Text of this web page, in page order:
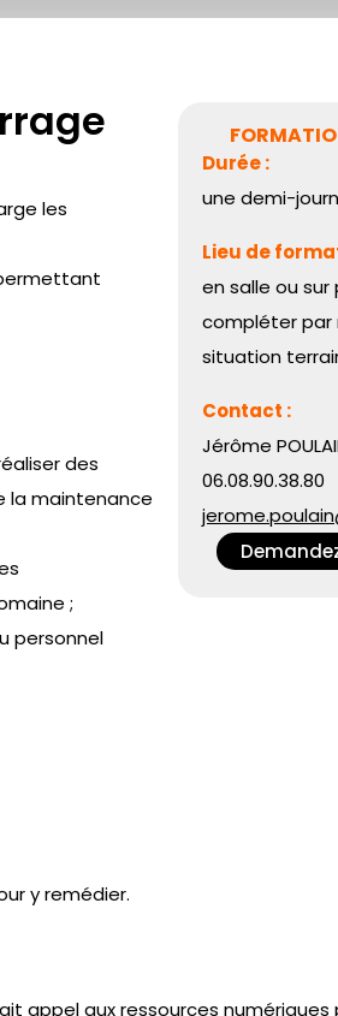
les
des
la maintenance
;
personnel
Durée :
une demi-
Lieu de
en salle ou
compléter par
situation
Contact :
Jérôme
06.08.90.38.80
y remédier.
appel aux ressources numériques